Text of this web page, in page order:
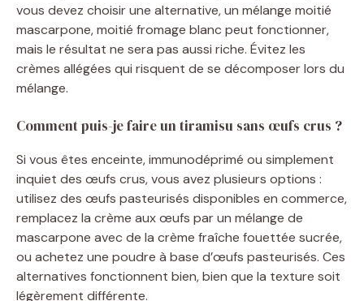
vous devez choisir une alternative, un mélange moitié
mascarpone, moitié fromage blanc peut fonctionner,
mais le résultat ne sera pas aussi riche. Évitez les
crèmes allégées qui risquent de se décomposer lors du
mélange.
Comment puis-je faire un tiramisu sans œufs crus ?
Si vous êtes enceinte, immunodéprimé ou simplement
inquiet des œufs crus, vous avez plusieurs options :
utilisez des œufs pasteurisés disponibles en commerce,
remplacez la crème aux œufs par un mélange de
mascarpone avec de la crème fraîche fouettée sucrée,
ou achetez une poudre à base d’œufs pasteurisés. Ces
alternatives fonctionnent bien, bien que la texture soit
légèrement différente.